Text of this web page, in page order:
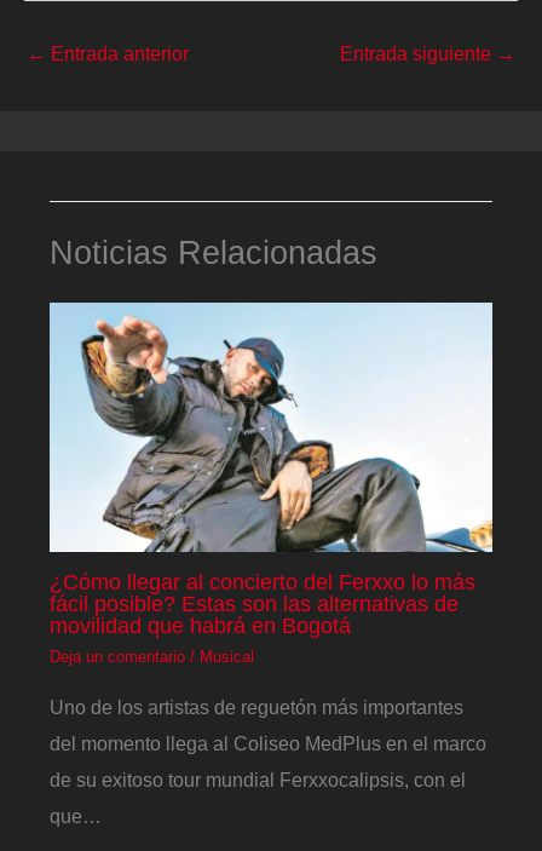
← Entrada anterior Entrada siguiente →
Noticias Relacionadas
¿Cómo llegar al concierto del Ferxxo lo más
fácil posible? Estas son las alternativas de
movilidad que habrá en Bogotá
Deja un comentario / Musical
Uno de los artistas de reguetón más importantes
del momento llega al Coliseo MedPlus en el marco
de su exitoso tour mundial Ferxxocalipsis, con el
que…